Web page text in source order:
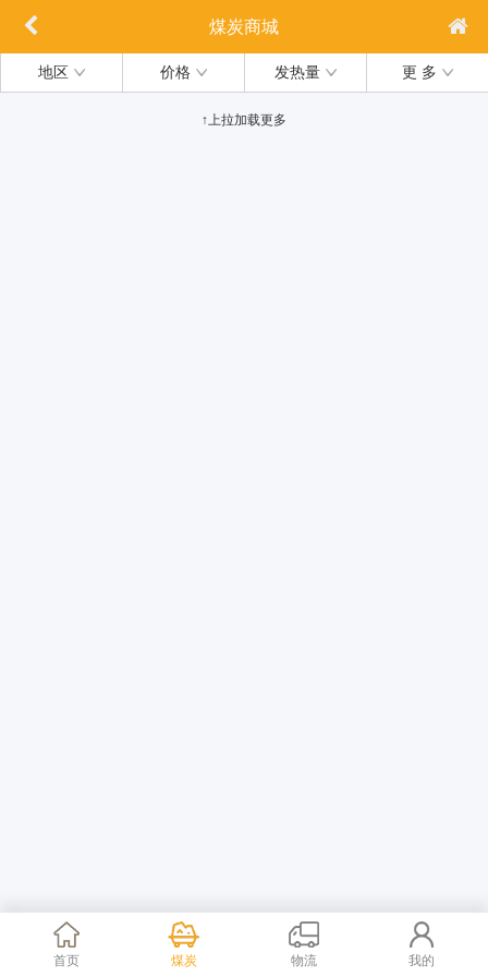
煤炭商城
地区 价格 发热量 更 多
↑上拉加载更多
首页 煤炭 物流 我的